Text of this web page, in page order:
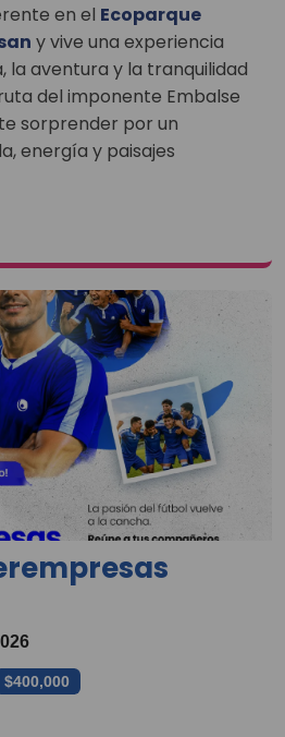
en el Ecoparque
y vive una experiencia
la aventura y la tranquilidad
del imponente Embalse
sorprender por un
energía y paisajes
$400,000